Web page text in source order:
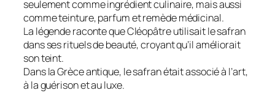
seulement comme ingrédient culinaire, mais aussi
comme teinture, parfum et remède médicinal.
La légende raconte que Cléopâtre utilisait le safran
dans ses rituels de beauté, croyant qu’il améliorait
son teint.
Dans la Grèce antique, le safran était associé à l’art,
à la guérison et au luxe.